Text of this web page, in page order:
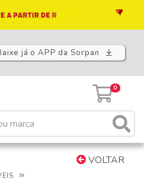
já o APP da Sorpan
0
VOLTAR